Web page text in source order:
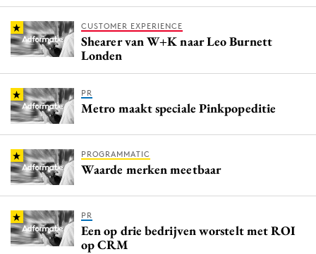
CUSTOMER EXPERIENCE
Shearer van W+K naar Leo Burnett
Londen
PR
Metro maakt speciale Pinkpopeditie
PROGRAMMATIC
Waarde merken meetbaar
PR
Een op drie bedrijven worstelt met ROI
op CRM